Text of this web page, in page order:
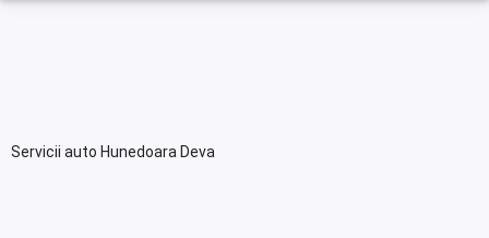
Servicii auto Hunedoara Deva